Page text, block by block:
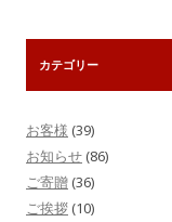
カテゴリー
お客様 (39)
お知らせ (86)
ご寄贈 (36)
ご挨拶 (10)